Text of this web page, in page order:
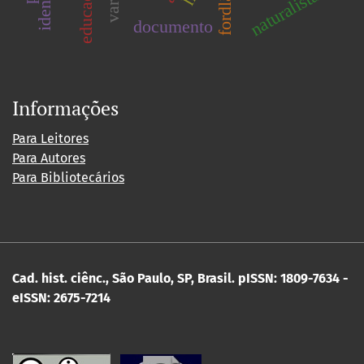
naturalista
documento
Informações
Para Leitores
Para Autores
Para Bibliotecários
Cad. hist. ciênc., São Paulo, SP, Brasil. pISSN: 1809-7634 -
eISSN: 2675-7214